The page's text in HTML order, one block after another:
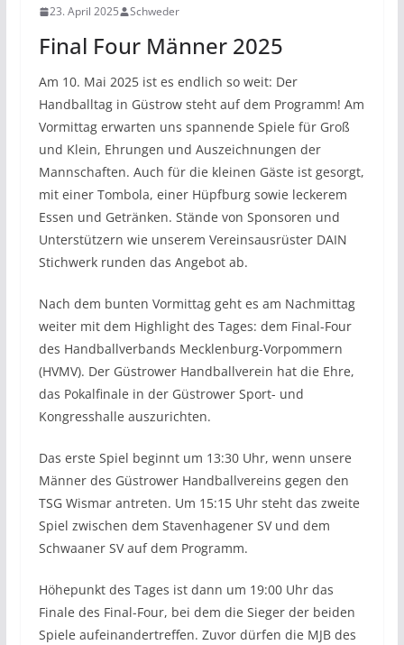
23. April 2025 Schweder
Final Four Männer 2025
Am 10. Mai 2025 ist es endlich so weit: Der
Handballtag in Güstrow steht auf dem Programm! Am
Vormittag erwarten uns spannende Spiele für Groß
und Klein, Ehrungen und Auszeichnungen der
Mannschaften. Auch für die kleinen Gäste ist gesorgt,
mit einer Tombola, einer Hüpfburg sowie leckerem
Essen und Getränken. Stände von Sponsoren und
Unterstützern wie unserem Vereinsausrüster DAIN
Stichwerk runden das Angebot ab.
Nach dem bunten Vormittag geht es am Nachmittag
weiter mit dem Highlight des Tages: dem Final-Four
des Handballverbands Mecklenburg-Vorpommern
(HVMV). Der Güstrower Handballverein hat die Ehre,
das Pokalfinale in der Güstrower Sport- und
Kongresshalle auszurichten.
Das erste Spiel beginnt um 13:30 Uhr, wenn unsere
Männer des Güstrower Handballvereins gegen den
TSG Wismar antreten. Um 15:15 Uhr steht das zweite
Spiel zwischen dem Stavenhagener SV und dem
Schwaaner SV auf dem Programm.
Höhepunkt des Tages ist dann um 19:00 Uhr das
Finale des Final-Four, bei dem die Sieger der beiden
Spiele aufeinandertreffen. Zuvor dürfen die MJB des